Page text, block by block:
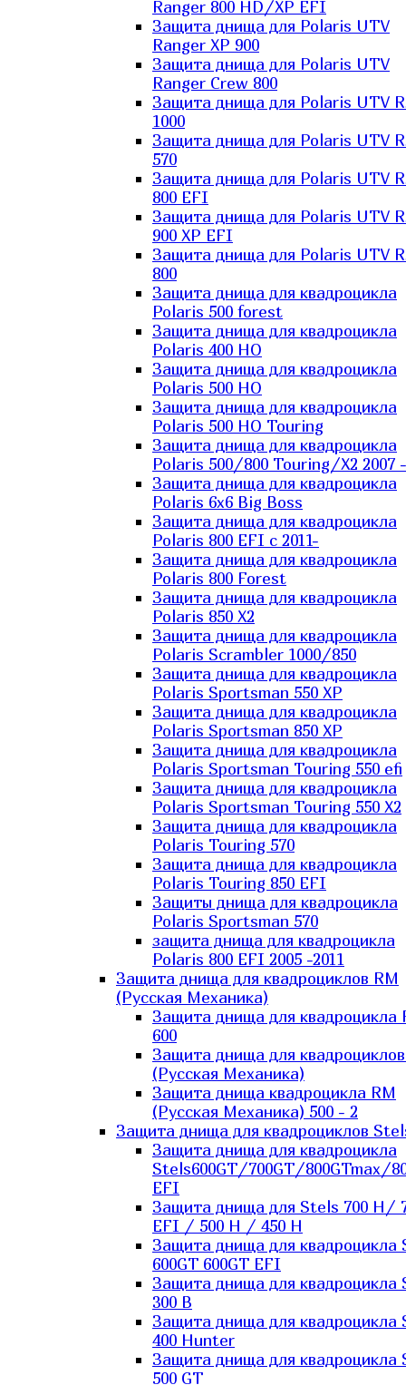
Ranger 800 HD/XP EFI
Защита днища для Polaris UTV
Ranger XP 900
Защита днища для Polaris UTV
Ranger Сrew 800
Защита днища для Polaris UTV
1000
Защита днища для Polaris UTV
570
Защита днища для Polaris UTV
800 EFI
Защита днища для Polaris UTV
900 XP EFI
Защита днища для Polaris UTV
800
Защита днища для квадроцикла
Polaris 500 forest
Защита днища для квадроцикла
Polaris 400 HO
Защита днища для квадроцикла
Polaris 500 HO
Защита днища для квадроцикла
Polaris 500 HO Touring
Защита днища для квадроцикла
Polaris 500/800 Touring/X2 2007 -
Защита днища для квадроцикла
Polaris 6х6 Big Boss
Защита днища для квадроцикла
Polaris 800 EFI с 2011-
Защита днища для квадроцикла
Polaris 800 Forest
Защита днища для квадроцикла
Polaris 850 X2
Защита днища для квадроцикла
Polaris Scrambler 1000/850
Защита днища для квадроцикла
Polaris Sportsman 550 XP
Защита днища для квадроцикла
Polaris Sportsman 850 XP
Защита днища для квадроцикла
Polaris Sportsman Touring 550 efi
Защита днища для квадроцикла
Polaris Sportsman Touring 550 X2
Защита днища для квадроцикла
Polaris Touring 570
Защита днища для квадроцикла
Polaris Touring 850 EFI
Защиты днища для квадроцикла
Polaris Sportsman 570
защита днища для квадроцикла
Polaris 800 EFI 2005 -2011
Защита днища для квадроциклов RM
(Русская Механика)
Защита днища для квадроцикла
600
Защита днища для
(Русская Механика)
Защита днища квадроцикла RM
(Русская Механика) 500 - 2
Защита днища для квадроциклов
Защита днища для квадроцикла
Stels600GT/700GT/800GTmax/
EFI
Защита днища для Stels 700 H/
EFI / 500 H / 450 H
Защита днища для квадроцикла
600GT 600GT EFI
Защита днища для квадроцикла
300 B
Защита днища для квадроцикла
400 Hunter
Защита днища для квадроцикла
500 GT